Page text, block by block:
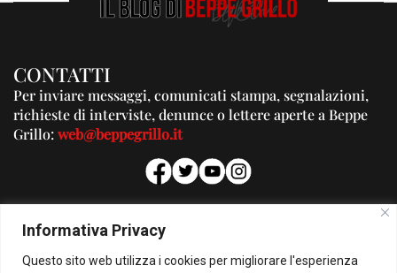
Informativa Privacy
Questo sito web utilizza i cookies per migliorare l'esperienza
CONTATTI
Per inviare messaggi, comunicati stampa, segnalazioni,
richieste di interviste, denunce o lettere aperte a Beppe
Grillo:web@beppegrillo.it
PUBBLICITA'
Per la tua pubblicità su questo Blog:
pubblicita@beppegrillo.it